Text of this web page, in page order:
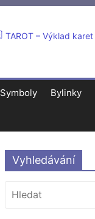
TAROT – Výklad karet
Symboly Bylinky
Vyhledávání